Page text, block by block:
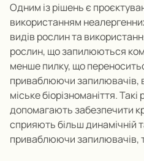
Одним із рішень є
використанням
видів рослин та
рослин, що запилюються
менше пилку, що
приваблюючи запилювачів,
міське біорізноманіття.Такі
допомагають забезпечити
сприяють більш динамічній
приваблюючи запилювачів,